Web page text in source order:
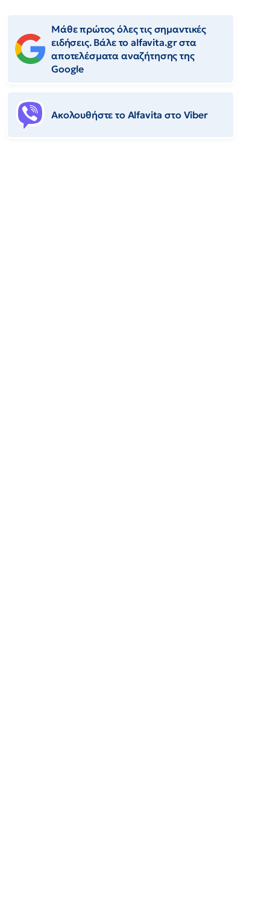
Μάθε πρώτος όλες τις σημαντικές
ειδήσεις. Βάλε το alfavita.gr στα
αποτελέσματα αναζήτησης της
Google
Ακολουθήστε το Αlfavita στο Viber